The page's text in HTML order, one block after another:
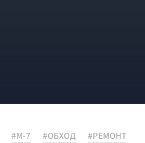
#М-7 #ОБХОД #РЕМОНТ